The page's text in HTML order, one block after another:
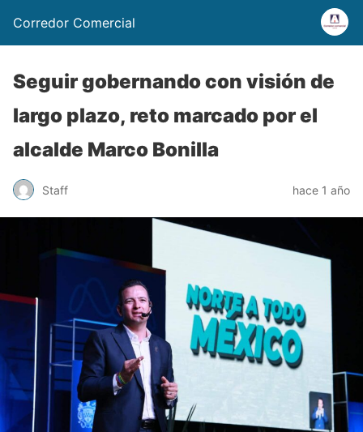
Corredor Comercial
Seguir gobernando con visión de
largo plazo, reto marcado por el
alcalde Marco Bonilla
Staff hace 1 año